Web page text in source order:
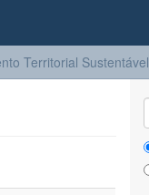
Territorial Sustentável